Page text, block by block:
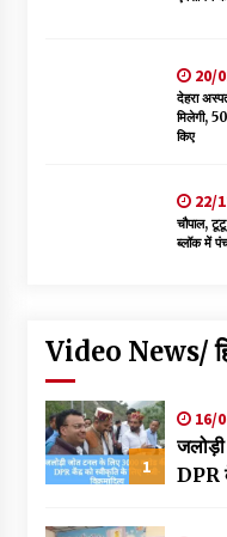
20/
देहरा
मिलेगी,
किए
22/
चौपाल,
ब्लॉक में
Video News/
1
16/
DPR